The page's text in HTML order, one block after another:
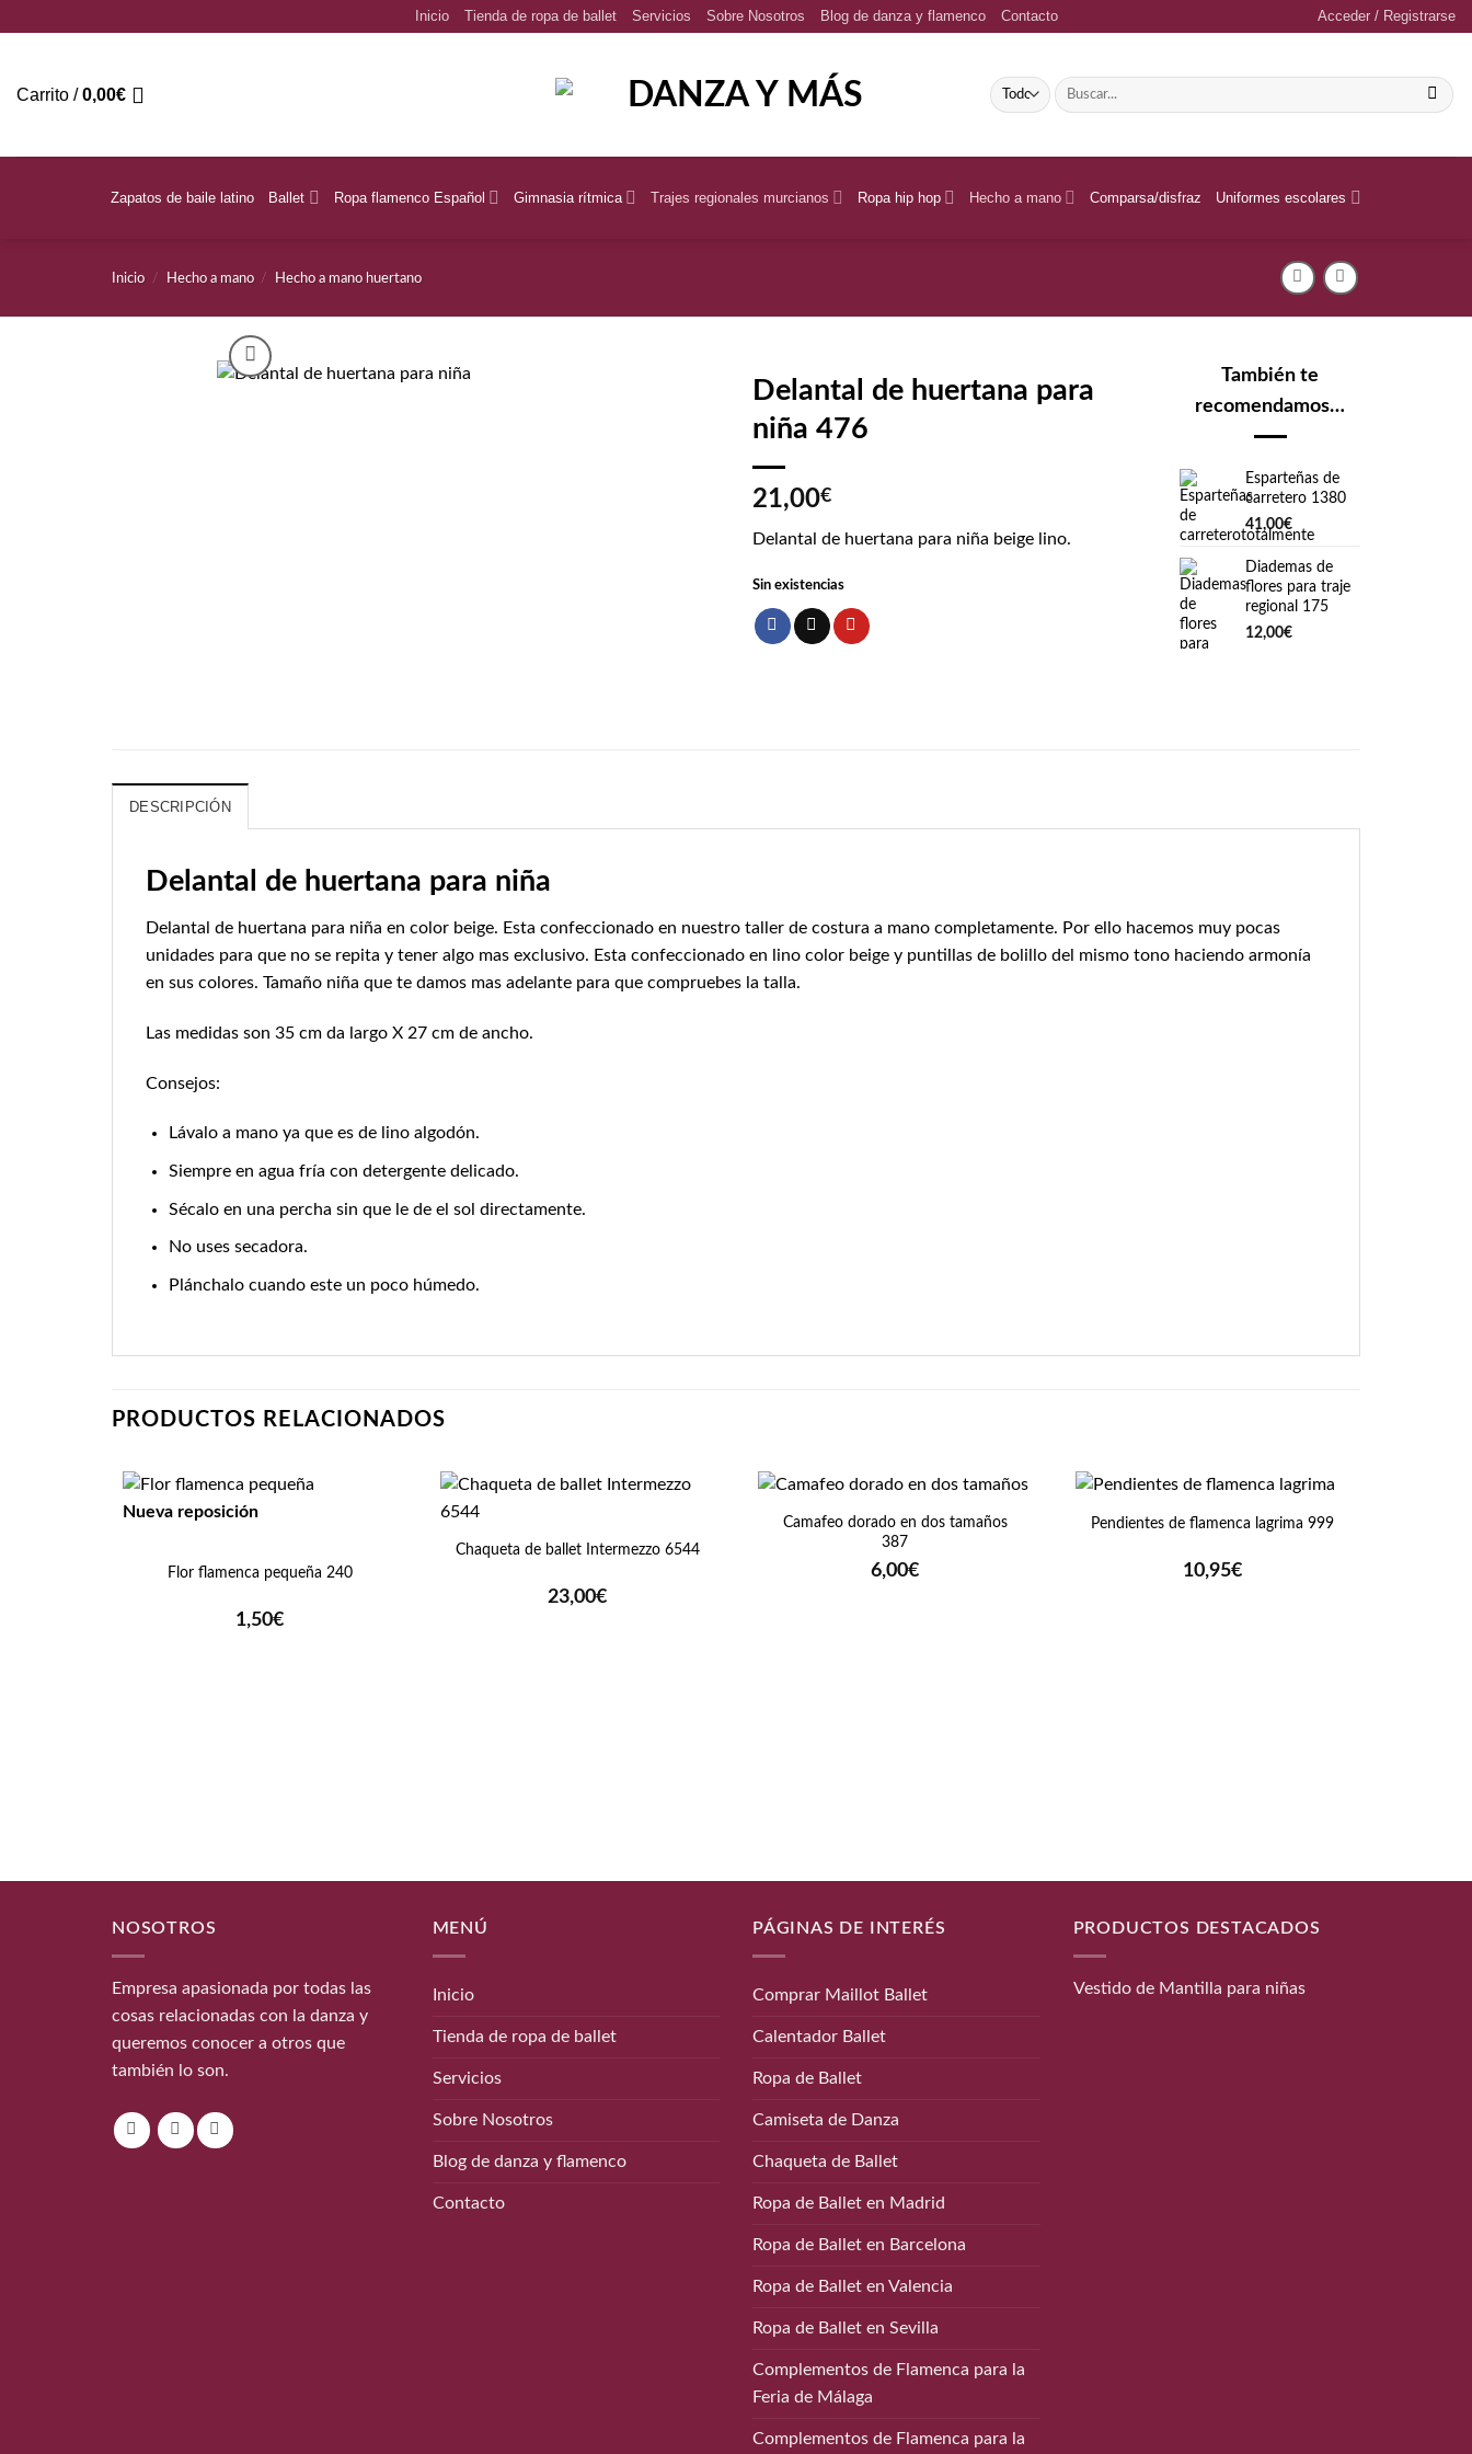
Inicio Tienda de ropa de ballet Servicios Sobre Nosotros Blog de danza y flamenco Contacto Acceder / Registrarse
Carrito /0,00€
Buscar
por:
Zapatos de baile latino Ballet Ropa flamenco Español Gimnasia rítmica Trajes regionales murcianos Ropa hip hop Hecho a mano Comparsa/disfraz Uniformes escolares
Inicio / Hecho a mano / Hecho a mano huertano
Delantal de huertana para
niña 476
21,00€
Delantal de huertana para niña beige lino.
Sin existencias
También te
recomendamos…
Esparteñas de
carretero 1380
41,00€
Diademas de
flores para traje
regional 175
12,00€
DESCRIPCIÓN
Delantal de huertana para niña
Delantal de huertana para niña en color beige. Esta confeccionado en nuestro taller de costura a mano completamente. Por ello hacemos muy pocas
unidades para que no se repita y tener algo mas exclusivo. Esta confeccionado en lino color beige y puntillas de bolillo del mismo tono haciendo armonía
en sus colores. Tamaño niña que te damos mas adelante para que compruebes la talla.
Las medidas son 35 cm da largo X 27 cm de ancho.
Consejos:
Lávalo a mano ya que es de lino algodón.
Siempre en agua fría con detergente delicado.
Sécalo en una percha sin que le de el sol directamente.
No uses secadora.
Plánchalo cuando este un poco húmedo.
PRODUCTOS RELACIONADOS
Nueva reposición
Flor flamenca pequeña 240
1,50€
+
Chaqueta de ballet Intermezzo 6544
23,00€
+
Camafeo dorado en dos tamaños
387
6,00€
+
Pendientes de flamenca lagrima 999
10,95€
NOSOTROS
Empresa apasionada por todas las
cosas relacionadas con la danza y
queremos conocer a otros que
también lo son.
MENÚ
Inicio
Tienda de ropa de ballet
Servicios
Sobre Nosotros
Blog de danza y flamenco
Contacto
PÁGINAS DE INTERÉS
Comprar Maillot Ballet
Calentador Ballet
Ropa de Ballet
Camiseta de Danza
Chaqueta de Ballet
Ropa de Ballet en Madrid
Ropa de Ballet en Barcelona
Ropa de Ballet en Valencia
Ropa de Ballet en Sevilla
Complementos de Flamenca para la
Feria de Málaga
Complementos de Flamenca para la
PRODUCTOS DESTACADOS
Vestido de Mantilla para niñas